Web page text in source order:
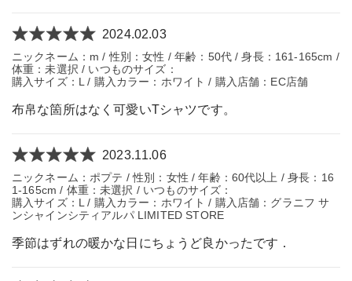
2024.02.03
ニックネーム：m / 性別：女性 / 年齢：50代 / 身長：161-165cm /
体重：未選択 / いつものサイズ：
購入サイズ：L / 購入カラー：ホワイト / 購入店舗：EC店舗
布帛な箇所はなく可愛いTシャツです。
2023.11.06
ニックネーム：ポプテ / 性別：女性 / 年齢：60代以上 / 身長：16
1-165cm / 体重：未選択 / いつものサイズ：
購入サイズ：L / 購入カラー：ホワイト / 購入店舗：グラニフ サ
ンシャインシティアルパ LIMITED STORE
季節はずれの暖かな日にちょうど良かったです．